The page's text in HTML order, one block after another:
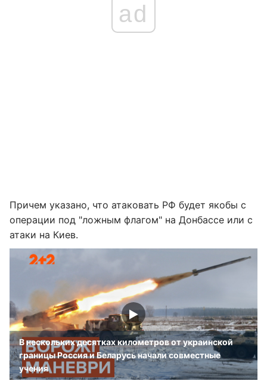
ad
Причем указано, что атаковать РФ будет якобы с
операции под "ложным флагом" на Донбассе или с
атаки на Киев.
В нескольких десятках километров от украинской
границы Россия и Беларусь начали совместные
учения